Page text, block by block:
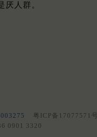
厌人群。
粤ICP备17077571号
0901 3320